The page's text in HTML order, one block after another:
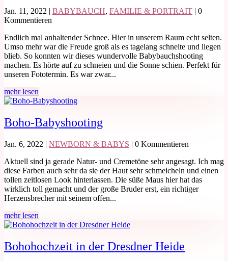
Jan. 11, 2022 | BABYBAUCH, FAMILIE & PORTRAIT | 0
Kommentieren
Endlich mal anhaltender Schnee. Hier in unserem Raum echt selten.
Umso mehr war die Freude groß als es tagelang schneite und liegen
blieb. So konnten wir dieses wundervolle Babybauchshooting
machen. Es hörte auf zu schneien und die Sonne schien. Perfekt für
unseren Fototermin. Es war zwar...
mehr lesen
Boho-Babyshooting
Jan. 6, 2022 | NEWBORN & BABYS | 0 Kommentieren
Aktuell sind ja gerade Natur- und Cremetöne sehr angesagt. Ich mag
diese Farben auch sehr da sie der Haut sehr schmeicheln und einen
tollen zeitlosen Look hinterlassen. Die süße Maus hier hat das
wirklich toll gemacht und der große Bruder erst, ein richtiger
Herzensbrecher mit seinem offen...
mehr lesen
Bohohochzeit in der Dresdner Heide